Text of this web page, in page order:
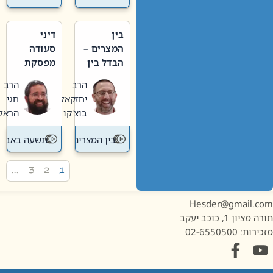
בין
המצרים –
הבדל בין
חדשה
לישנה
הרב
יחזקאל
בוצ'קו
בין המצרים
דיני
סעודה
מפסקת
תשעה
באב
הרב
חגי
הראל
תשעה באב
1, כוכב יעקב
02-6550500